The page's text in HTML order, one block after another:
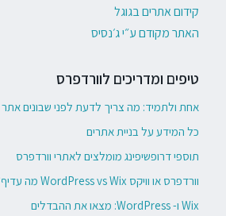
קידום אתרים בגוגל
האתר מקודם ע״י ג׳נסיס
טיפים ומדריכים לוורדפרס
אחת ולתמיד: מה צריך לדעת לפני שבונים אתר
כל המידע על בניית אתרים
תוספי דרופשיפינג מומלצים לאתרי וורדפרס
וורדפרס או וויקס WordPress vs Wix מה עדיף?
Wix ו- WordPress: מצאו את ההבדלים